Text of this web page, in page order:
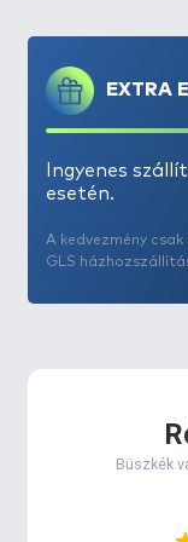
szirup.
aki beleszagol,
belekóstolna!
hatással van a
táplálkozó hal,
Jellemzők:
- A syrup olyan
- Könnyen
- 7 nyerő ízben
Mogyoró,
Máj, Édes
EXTRA
Ingyenes
esetén.
A kedvezmény
GLS